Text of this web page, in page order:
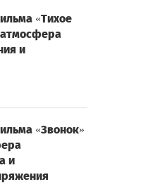
«Тихое
и
«Звонок»
и